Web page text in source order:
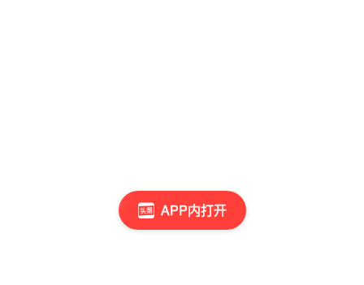
APP内打开